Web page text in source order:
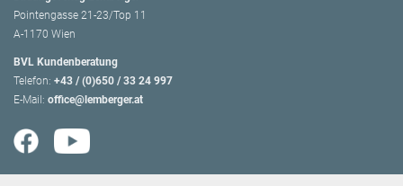
Pointengasse 21-23/Top 11
A-1170 Wien
BVL Kundenberatung
Telefon: +43 / (0)650 / 33 24 997
E-Mail: office@lemberger.at